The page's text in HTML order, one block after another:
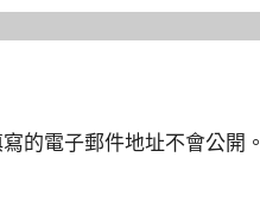
的電子郵件地址不會公開。